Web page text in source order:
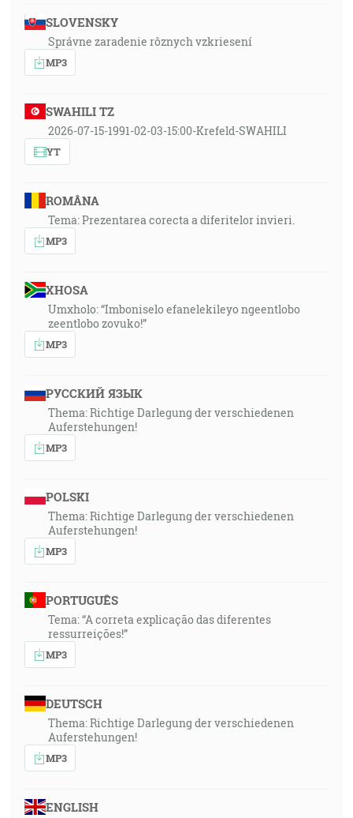
1:09:43
… v ňom, v ktorom sme sa stali aj dedičstvom Božím
predurčení súc podľa preduloženia toho, ktorý pôsobí
všetko podľa rady svojej vôle… [Ef 1:11]
SLOVENSKY
Správne zaradenie rôznych vzkriesení
MP3
SWAHILI TZ
2026-07-15-1991-02-03-15:00-Krefeld-SWAHILI
YT
ROMÂNA
Tema: Prezentarea corecta a diferitelor invieri.
MP3
XHOSA
Umxholo: “Imboniselo efanelekileyo ngeentlobo
zeentlobo zovuko!”
MP3
РУССКИЙ ЯЗЫК
Thema: Richtige Darlegung der verschiedenen
Auferstehungen!
MP3
POLSKI
Thema: Richtige Darlegung der verschiedenen
Auferstehungen!
MP3
PORTUGUÊS
Tema: “A correta explicação das diferentes
ressurreições!”
MP3
DEUTSCH
Thema: Richtige Darlegung der verschiedenen
Auferstehungen!
MP3
ENGLISH